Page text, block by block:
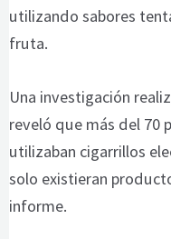
utilizando sabores
fruta.
Una investigación
reveló que más del 70
utilizaban cigarrillos
solo existieran
informe.